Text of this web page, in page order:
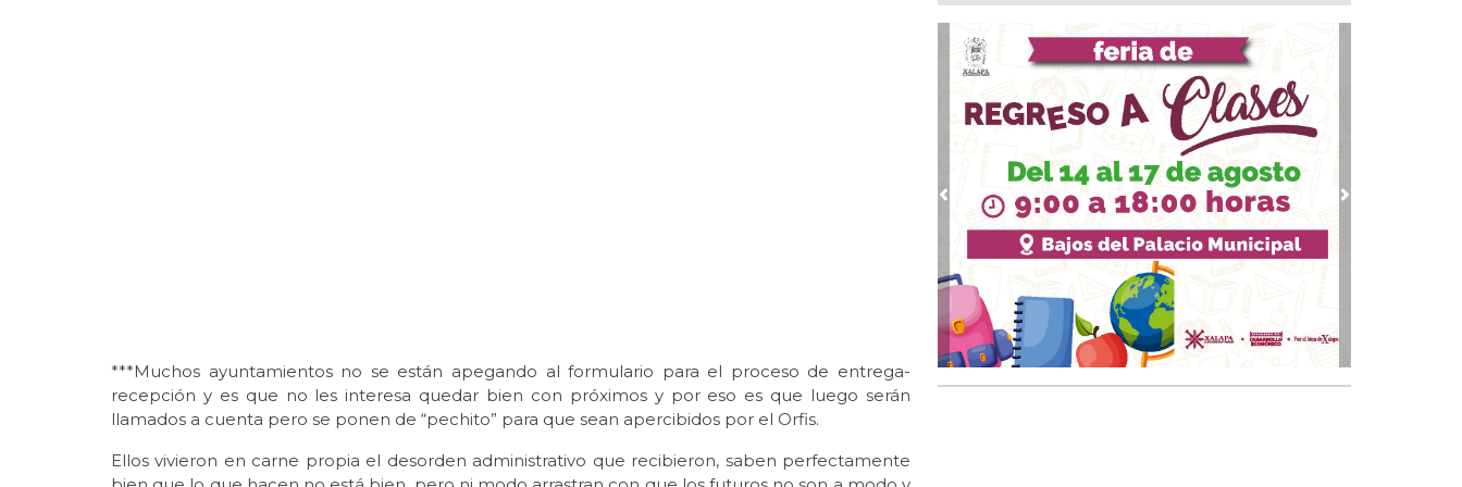
***Muchos ayuntamientos no se están apegando al formulario para el proceso de entrega-
recepción y es que no les interesa quedar bien con próximos y por eso es que luego serán
llamados a cuenta pero se ponen de “pechito” para que sean apercibidos por el Orfis.
Ellos vivieron en carne propia el desorden administrativo que recibieron, saben perfectamente
empleos
Ago 07, 2026 / 12:49
Localizan e inhabilitan dos tomas clandestinas y
desmantelan cámaras de vigilancia irregulares en
Tuxpan
Ago 07, 2026 / 11:52
Cerveza: cinco siglos de historia en nuestro país
Ago 07, 2026 / 11:24
UMAE del IMSS Veracruz operó con éxito a
paciente con hernia diafragmática gigante
Ago 07, 2026 / 11:13
Alcaldesa suplente de Ixhuatlán del Sureste dice
no tener contacto con edil desaforado
Ago 07, 2026 / 10:50
Se le suman más homicidios a un peligroso
delincuente en Papantla
Previous Next